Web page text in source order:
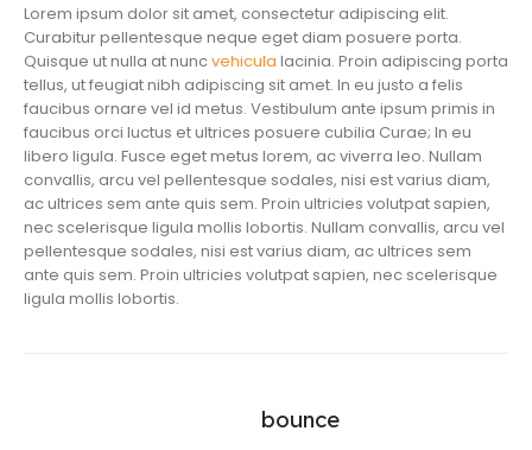
Lorem ipsum dolor sit amet, consectetur adipiscing elit.
Curabitur pellentesque neque eget diam posuere porta.
Quisque ut nulla at nuncvehicula lacinia. Proin adipiscing porta
tellus, ut feugiat nibh adipiscing sit amet. In eu justo a felis
faucibus ornare vel id metus. Vestibulum ante ipsum primis in
faucibus orci luctus et ultrices posuere cubilia Curae; In eu
libero ligula. Fusce eget metus lorem, ac viverra leo. Nullam
convallis, arcu vel pellentesque sodales, nisi est varius diam,
ac ultrices sem ante quis sem. Proin ultricies volutpat sapien,
nec scelerisque ligula mollis lobortis. Nullam convallis, arcu vel
pellentesque sodales, nisi est varius diam, ac ultrices sem
ante quis sem. Proin ultricies volutpat sapien, nec scelerisque
ligula mollis lobortis.
bounce